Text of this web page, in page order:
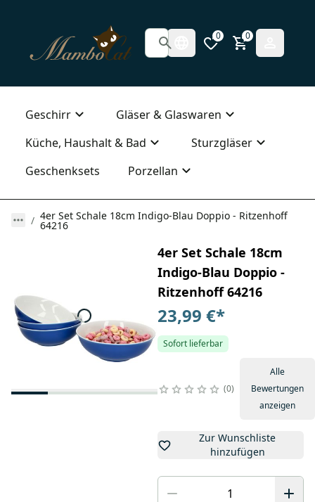
0 0
Geschirr
Gläser & Glaswaren
Küche, Haushalt & Bad
Sturzgläser
Geschenksets
Porzellan
4er Set Schale 18cm Indigo-Blau Doppio - Ritzenhoff
64216
4er Set Schale 18cm
Indigo-Blau Doppio -
Ritzenhoff 64216
23,99 €*
Sofort lieferbar
0
Alle
Bewertungen
anzeigen
Zur Wunschliste
hinzufügen